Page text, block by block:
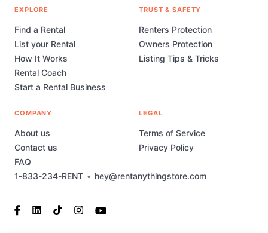
1-833-234-RENT • hey@rentanythingstore.com
EXPLORE
Find a Rental
List your Rental
How It Works
Rental Coach
Start a Rental Business
TRUST & SAFETY
Renters Protection
Owners Protection
Listing Tips & Tricks
COMPANY
About us
Contact us
FAQ
LEGAL
Terms of Service
Privacy Policy